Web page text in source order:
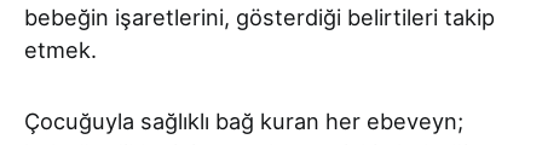
bebeğin işaretlerini, gösterdiği belirtileri takip
etmek.
Çocuğuyla sağlıklı bağ kuran her ebeveyn;